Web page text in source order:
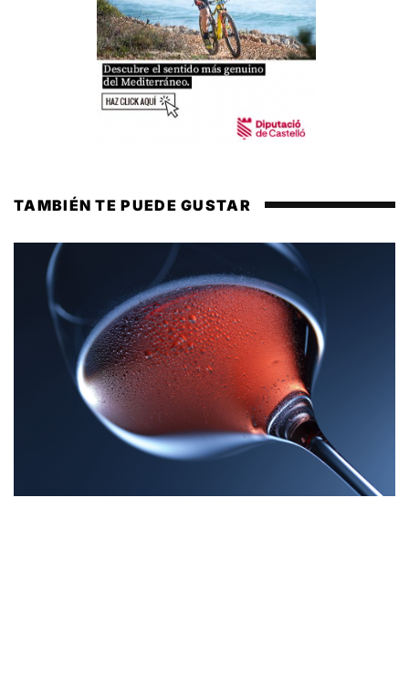
TAMBIÉN TE PUEDE GUSTAR